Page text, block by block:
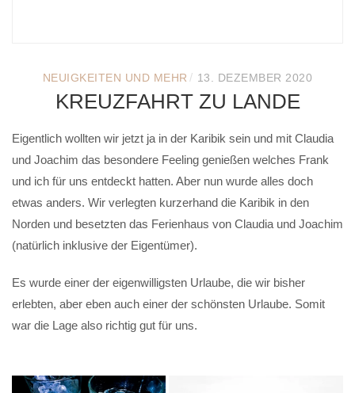
NEUIGKEITEN UND MEHR / 13. DEZEMBER 2020
KREUZFAHRT ZU LANDE
Eigentlich wollten wir jetzt ja in der Karibik sein und mit Claudia
und Joachim das besondere Feeling genießen welches Frank
und ich für uns entdeckt hatten. Aber nun wurde alles doch
etwas anders. Wir verlegten kurzerhand die Karibik in den
Norden und besetzten das Ferienhaus von Claudia und Joachim
(natürlich inklusive der Eigentümer).
Es wurde einer der eigenwilligsten Urlaube, die wir bisher
erlebten, aber eben auch einer der schönsten Urlaube. Somit
war die Lage also richtig gut für uns.